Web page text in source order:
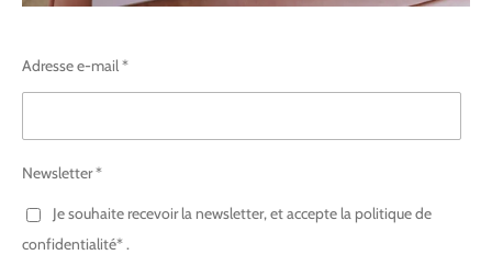
Adresse e-mail *
Newsletter *
Je souhaite recevoir la newsletter, et accepte la politique de
confidentialité* .